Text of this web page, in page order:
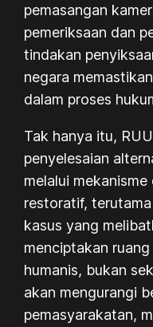
pemasangan
pemeriksaan dan
tindakan
negara
dalam proses
Tak hanya itu,
penyelesaian
melalui
restoratif,
kasus yang
menciptakan
humanis, bukan
akan mengurangi
pemasyarakatan,